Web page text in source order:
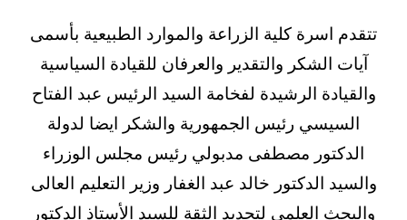
تتقدم اسرة كلية الزراعة والموارد الطبيعية بأسمى
آيات الشكر والتقدير والعرفان للقيادة السياسية
والقيادة الرشيدة لفخامة السيد الرئيس عبد الفتاح
السيسي رئيس الجمهورية والشكر ايضا لدولة
الدكتور مصطفى مدبولي رئيس مجلس الوزراء
والسيد الدكتور خالد عبد الغفار وزير التعليم العالى
والبحث العلمى لتجديد الثقة للسيد الأستاذ الدكتور